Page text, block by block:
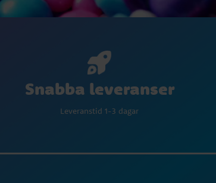
Snabba leveranser
Leveranstid 1-3 dagar